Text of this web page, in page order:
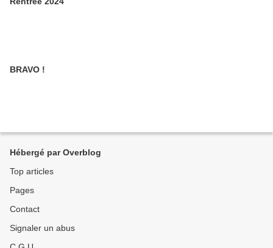
BRAVO !
Hébergé par Overblog
Top articles
Pages
Contact
Signaler un abus